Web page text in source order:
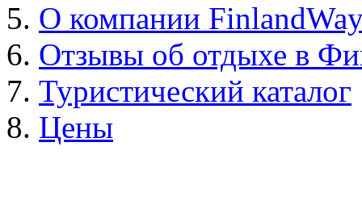
О компании
Отзывы об отдыхе в
Туристический каталог
Цены